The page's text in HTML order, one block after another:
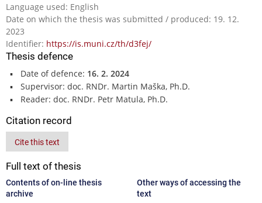
Language used: English
Date on which the thesis was submitted / produced: 19. 12.
2023
Identifier: https://is.muni.cz/th/d3fej/
Thesis defence
Date of defence: 16. 2. 2024
Supervisor: doc. RNDr. Martin Maška, Ph.D.
Reader: doc. RNDr. Petr Matula, Ph.D.
Citation record
Cite this text
Full text of thesis
Contents of on-line thesis
archive
Other ways of accessing the
text